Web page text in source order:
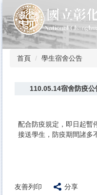
到
主
要
內
首頁 學生宿舍公告
110.05.14宿舍防疫公
配合防疫規定，即日起暫
接送學生，防疫期間諸多
友善列印 分享